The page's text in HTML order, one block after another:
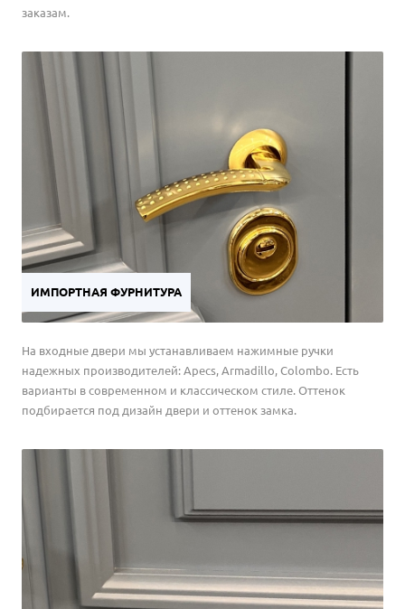
заказам.
ИМПОРТНАЯ ФУРНИТУРА
На входные двери мы устанавливаем нажимные ручки
надежных производителей: Apecs, Armadillo, Colombo. Есть
варианты в современном и классическом стиле. Оттенок
подбирается под дизайн двери и оттенок замка.